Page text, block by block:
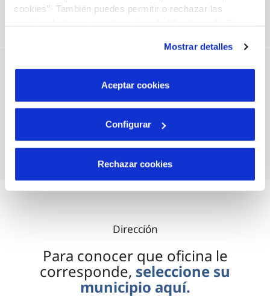
cookies”· También puedes permitir o rechazar las
instalación de todas las cookies salvo las necesarias que
son indispensables para que el sitio web funcione y que
por tanto no se pueden desactivar. Puedes consultar
Mostrar detalles
Aceptar cookies
Configurar
Rechazar cookies
De lunes a viernes de 08:00h a 21:00h
Escribiéndonos
¿Quieres contactar con nosotros?
Escríbenos aquí(se abre en nueva
Dirección
Para conocer que oficina le
corresponde, seleccione su
municipio aquí.